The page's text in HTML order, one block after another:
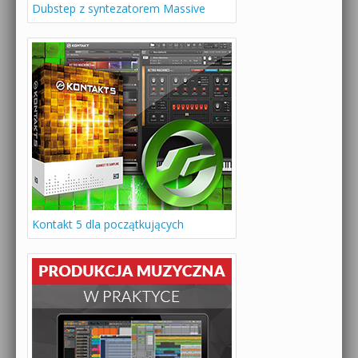
Dubstep z syntezatorem Massive
Kontakt 5 dla początkujących